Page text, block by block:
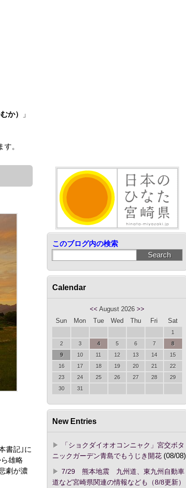
か）
」
す。
書記｣に
雄略
劇が濃
このブログ内の検索
Calendar
<< August 2026 >>
Sun
Mon Tue Wed Thu Fri Sat
1
2
3 4 5 6 7
8
9
10 11 12 13 14
15
16
17 18 19 20 21
22
23
24 25 26 27 28
29
30
31
New Entries
「ショクダイオオコンニャク」宮交ボタ
ニックガーデン青島でもうじき開花(08/08)
7/29 熊本地震 九州道、東九州自動車
道など宮崎県関連の情報なども（8/8更新）